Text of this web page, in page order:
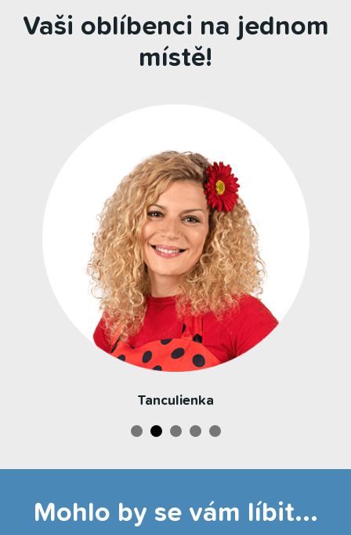
Vaši oblíbenci na jednom
místě!
Tanculienka
Mohlo by se vám líbit...